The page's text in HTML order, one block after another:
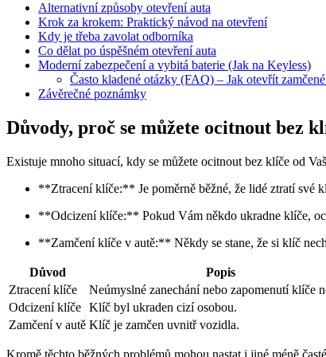
Alternativní způsoby otevření auta
Krok za krokem: Praktický návod na otevření
Kdy je třeba zavolat odborníka
Co dělat po úspěšném otevření auta
Moderní zabezpečení a vybitá baterie (Jak na Keyless)
Často kladené otázky (FAQ) – Jak otevřít
Závěrečné poznámky
Důvody, proč se můžete ocitnout bez
Existuje mnoho situací, kdy se můžete ocitnout bez klíče od
**Ztracení klíče:** Je poměrně běžné, že lidé ztratí své
**Odcizení klíče:** Pokud Vám někdo ukradne klíče,
**Zamčení klíče v autě:** Někdy se stane, že si klíč
Důvod
Popis
Ztracení klíče
Neúmyslné zanechání nebo zapomenutí klíče
Odcizení klíče Klíč byl ukraden cizí osobou.
Zamčení v autě Klíč je zamčen uvnitř vozidla.
Kromě těchto běžných problémů mohou nastat i jiné méně